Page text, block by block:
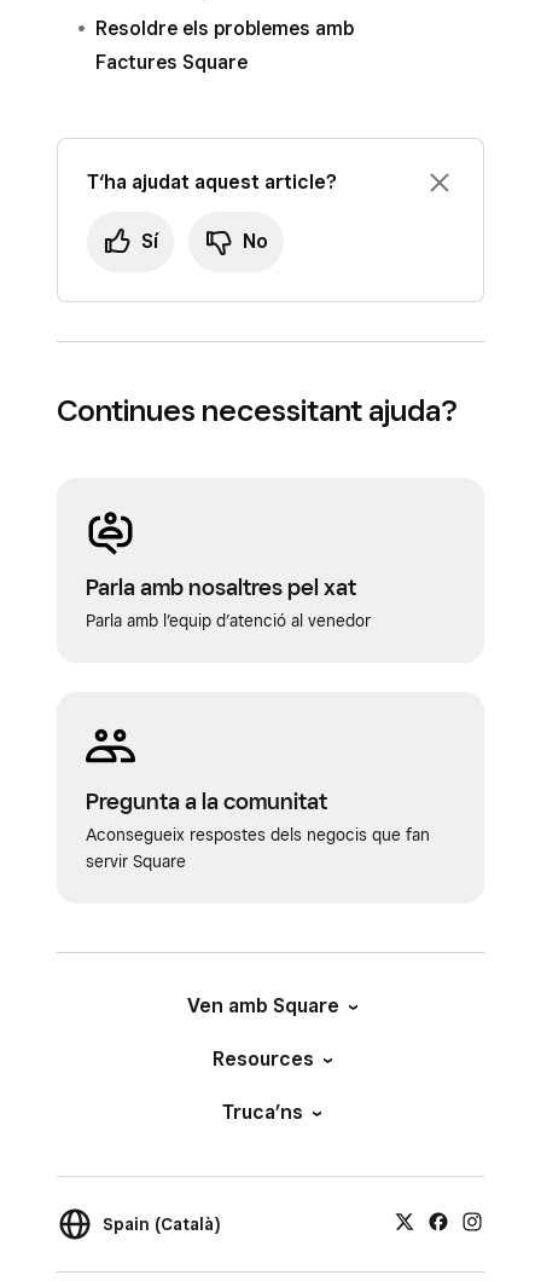
Resoldre els problemes amb
Factures Square
T‘ha ajudat aquest article?
Sí No
Continues necessitant ajuda?
Parla amb nosaltres pel xat
Parla amb l’equip d’atenció al venedor
Pregunta a la comunitat
Aconsegueix respostes dels negocis que fan
servir Square
Ven amb Square
Resources
Truca’ns
Spain (Català)